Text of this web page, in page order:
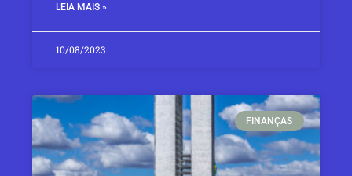
LEIA MAIS »
10/08/2023
FINANÇAS​